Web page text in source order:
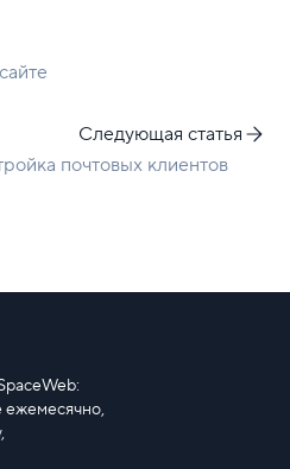
Следующая статья
почтовых клиентов
ежемесячно,